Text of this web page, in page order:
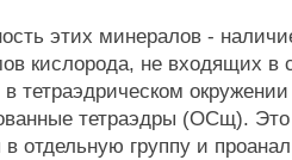
этих минералов -
кислорода, не входящих в
тетраэдрическом
тетраэдры (ОСщ).
отдельную группу и